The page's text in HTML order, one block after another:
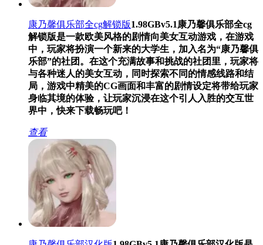
康乃馨俱乐部全cg解锁版1.98GBv5.1 康乃馨俱乐部全cg
解锁版是一款欧美风格的剧情向美女互动游戏，在游戏
中，玩家将扮演一个新来的大学生，加入名为“康乃馨俱
乐部”的社团。在这个充满故事和挑战的社团里，玩家将
与各种迷人的美女互动，同时探索不同的情感线路和结
局，游戏中精美的CG画面和丰富的剧情设定将带给玩家
身临其境的体验，让玩家沉浸在这个引人入胜的交互世
界中，快来下载畅玩吧！
查看